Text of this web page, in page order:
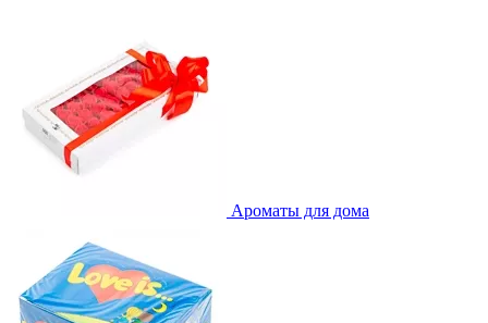
Ароматы для дома